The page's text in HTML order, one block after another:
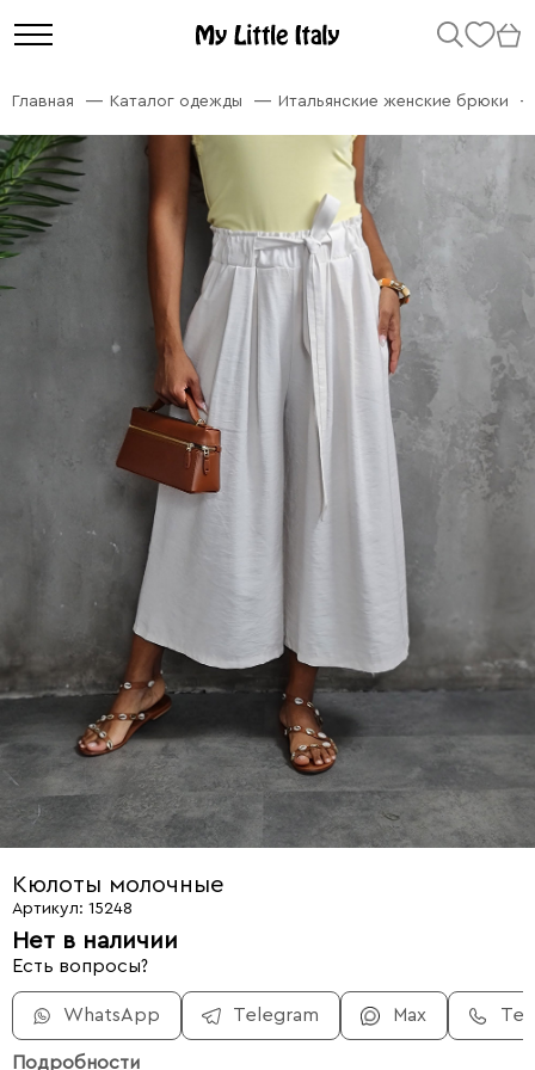
Главная Каталог одежды Итальянские женские брюки
Кюлоты молочные
Артикул: 15248
Нет в наличии
Есть вопросы?
WhatsApp Telegram Max
Подробности